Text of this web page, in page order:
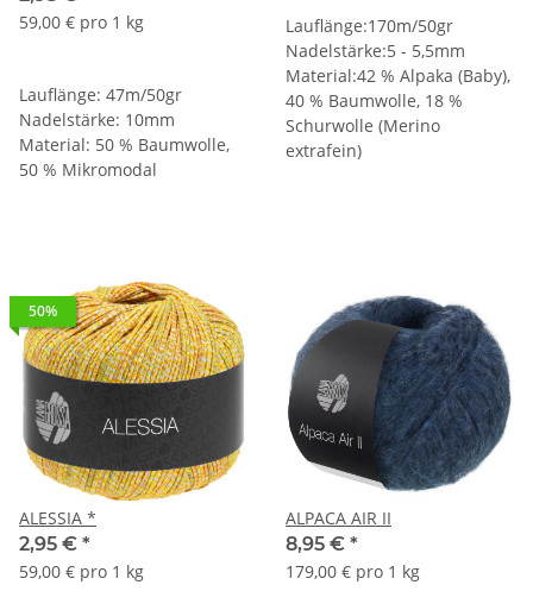
59,00 € pro 1 kg
Lauflänge: 47m/50gr
Nadelstärke: 10mm
Material: 50 % Baumwolle,
50 % Mikromodal
Lauflänge:170m/50gr
Nadelstärke:5 - 5,5mm
Material:42 % Alpaka (Baby),
40 % Baumwolle, 18 %
Schurwolle (Merino
extrafein)
50%
ALESSIA *
2,95 € *
59,00 € pro 1 kg
ALPACA AIR II
8,95 € *
179,00 € pro 1 kg